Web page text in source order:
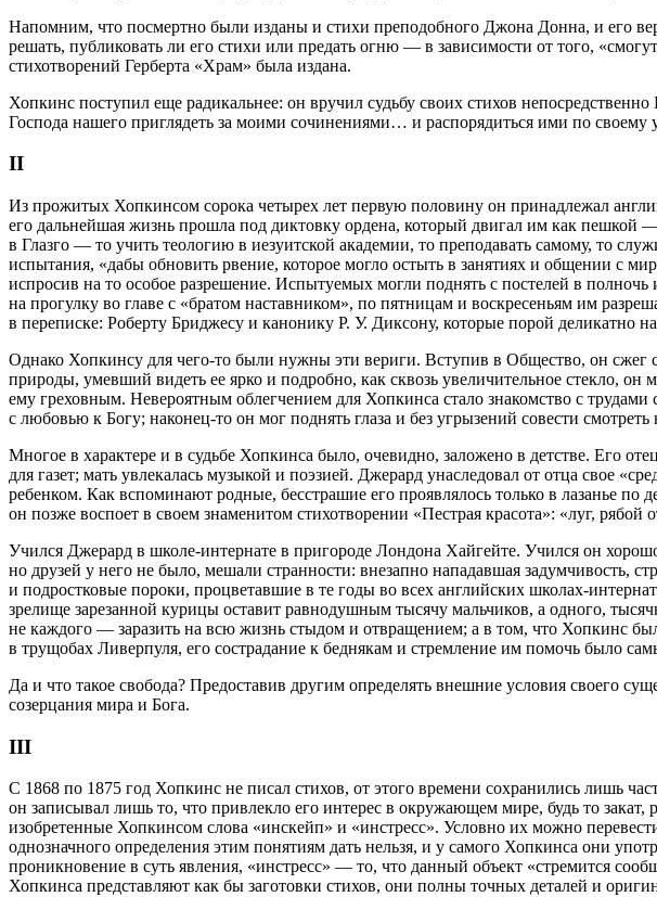
Напомним, что посмертно были изданы и стихи преподобного Джона Донна, и его
решать, публиковать ли его стихи или предать огню — в зависимости от того,
стихотворений Герберта «Храм» была издана.
Хопкинс поступил еще радикальнее: он вручил судьбу своих стихов
Господа нашего приглядеть за моими сочинениями… и распорядиться ими по своему
II
Из прожитых Хопкинсом сорока четырех лет первую половину он принадлежал
его дальнейшая жизнь прошла под диктовку ордена, который двигал им как
в Глазго — то учить теологию в иезуитской академии, то преподавать самому, то
испытания, «дабы обновить рвение, которое могло остыть в занятиях и общении с
испросив на то особое разрешение. Испытуемых могли поднять с постелей в
на прогулку во главе с «братом наставником», по пятницам и воскресеньям им
в переписке: Роберту Бриджесу и канонику Р. У. Диксону, которые порой деликатно
Однако Хопкинсу для чего-то были нужны эти вериги. Вступив в Общество, он сжег
природы, умевший видеть ее ярко и подробно, как сквозь увеличительное стекло,
ему греховным. Невероятным облегчением для Хопкинса стало знакомство с
с любовью к Богу; наконец-то он мог поднять глаза и без угрызений совести смотреть
Многое в характере и в судьбе Хопкинса было, очевидно, заложено в детстве. Его
для газет; мать увлекалась музыкой и поэзией. Джерард унаследовал от отца свое
ребенком. Как вспоминают родные, бесстрашие его проявлялось только в лазанье по
он позже воспоет в своем знаменитом стихотворении «Пестрая красота»: «луг,
Учился Джерард в школе-интернате в пригороде Лондона Хайгейте. Учился он
но друзей у него не было, мешали странности: внезапно нападавшая задумчивость,
и подростковые пороки, процветавшие в те годы во всех английских школах-
зрелище зарезанной курицы оставит равнодушным тысячу мальчиков, а одного,
не каждого — заразить на всю жизнь стыдом и отвращением; а в том, что Хопкинс
в трущобах Ливерпуля, его сострадание к беднякам и стремление им помочь было
Да и что такое свобода? Предоставив другим определять внешние условия своего
созерцания мира и Бога.
III
С 1868 по 1875 год Хопкинс не писал стихов, от этого времени сохранились лишь
он записывал лишь то, что привлекло его интерес в окружающем мире, будь то
изобретенные Хопкинсом слова «инскейп» и «инстресс». Условно их можно
однозначного определения этим понятиям дать нельзя, и у самого Хопкинса они
проникновение в суть явления, «инстресс» — то, что данный объект «стремится
Хопкинса представляют как бы заготовки стихов, они полны точных деталей и